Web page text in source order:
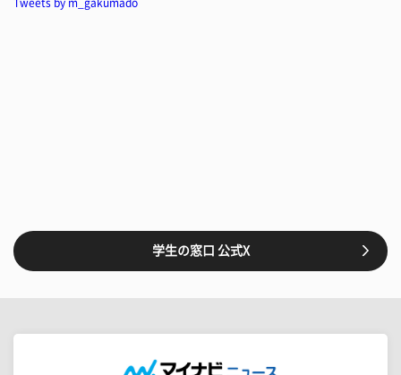
Tweets by m_gakumado
学生の窓口 公式X